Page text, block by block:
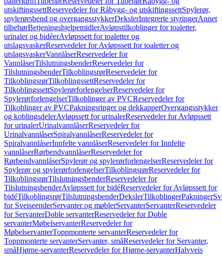
utskiftingssettReservedeler for Råbygg- og utskiftingssettSpylerør,
spylerørsbend og overgangsstykkerDekslerIntegrerte styringerAnnet
tilbehørBetjeningshjelpemidlerAvløpstilkoblinger for toaletter,
urinaler og bidéerAvløpssett for toaletter og
utslagsvaskerReservedeler for Avløpssett for toaletter og
utslagsvaskerVannlåserReservedeler for
VannlåserTilslutningsbenderReservedeler for
TilslutningsbenderTilkoblingsrørReservedeler for
TilkoblingsrørTilkoblingssettReservedeler for
TilkoblingssettSpylerørforlengelserReservedeler for
SpylerørforlengelserTilkoblinger av PVCReservedeler for
Tilkoblinger av PVCPakningsringer og dekkapperOvergangsstykker
og koblingsdelerAvløpssett for urinalerReservedeler for Avløpssett
for urinalerUrinalvannlåserReservedeler for
UrinalvannlåserSpiralvannlåserReservedeler for
SpiralvannlåserInnfelte vannlåserReservedeler for Innfelte
vannlåserRørbendvannlåserReservedeler for
RørbendvannlåserSpylerør og spylerørforlengelserReservedeler for
Spylerør og spylerørforlengelserTilkoblingsrørReservedeler for
TilkoblingsrørTilslutningsbenderReservedeler for
TilslutningsbenderAvløpssett for bidéReservedeler for Avløpssett for
bidéTilkoblingsrørTilslutningsbenderDekslerTilkoblingerPakninger
for SveiseenderServanter og møblerServanterServanterReservedeler
for ServanterDoble servanterReservedeler for Doble
servanterMøbelservanterReservedeler for
MøbelservanterToppmonterte servanterReservedeler for
Toppmonterte servanterServanter, småReservedeler for Servanter,
småHjørne-servanterReservedeler for Hjørne-servanterHalvveis